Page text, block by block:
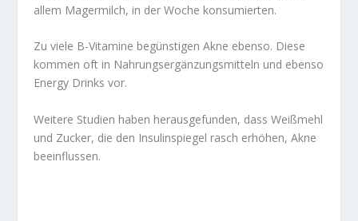
allem Magermilch, in der Woche konsumierten.
Zu viele B-Vitamine begünstigen Akne ebenso. Diese
kommen oft in Nahrungsergänzungsmitteln und ebenso
Energy Drinks vor.
Weitere Studien haben herausgefunden, dass Weißmehl
und Zucker, die den Insulinspiegel rasch erhöhen, Akne
beeinflussen.